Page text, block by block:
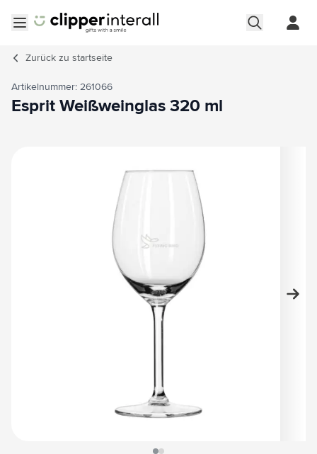
Zurück zu startseite
Artikelnummer: 261066
Esprit Weißweinglas 320 ml